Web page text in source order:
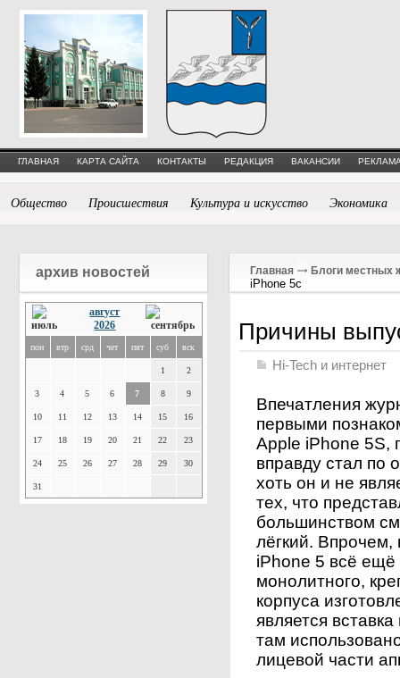
ГЛАВНАЯ КАРТА САЙТА КОНТАКТЫ РЕДАКЦИЯ ВАКАНСИИ
Общество Происшествия Культура и искусство Экономика
архив новостей
август
2026
пон втр срд чет пят суб вск
1 2
3 4 5 6 7 8 9
10 11 12 13 14 15 16
17 18 19 20 21 22 23
24 25 26 27 28 29 30
31
Главная Блоги местных
iPhone 5с
Причины
Hi-Tech и интернет
Впечатления
первыми
Apple iPhone 5S,
вправду стал по
хоть он и не
тех, что
большинством
лёгкий. Впрочем,
iPhone 5 всё ещё
монолитного,
корпуса
является
там
лицевой части